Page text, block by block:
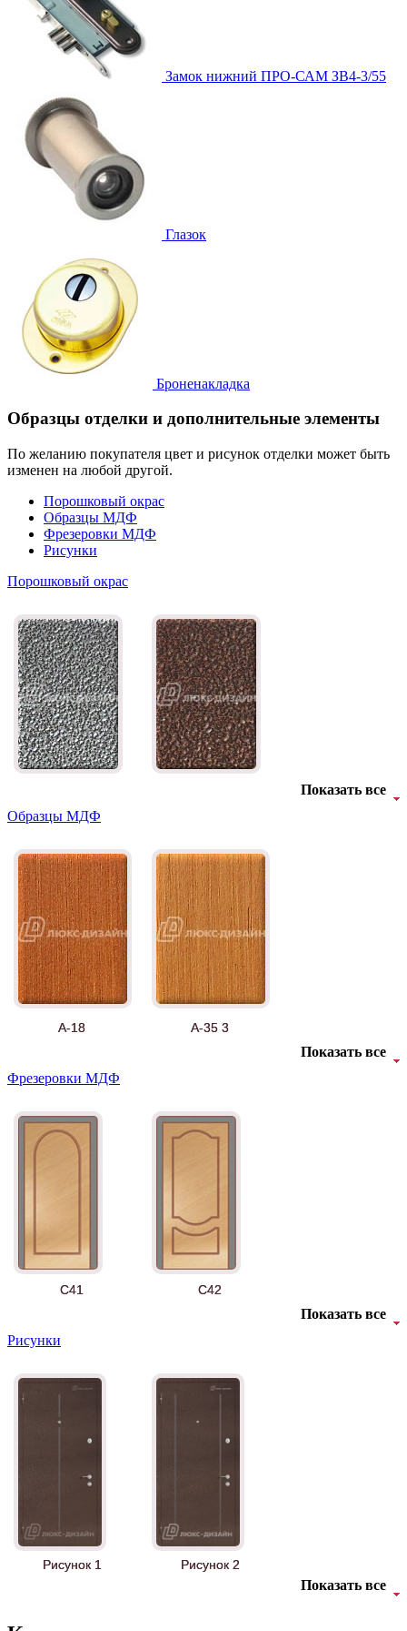
Замок нижний ПРО-САМ ЗВ4-3/55
Глазок
Броненакладка
Образцы отделки и дополнительные элементы
По желанию покупателя цвет и рисунок отделки может быть
изменен на любой другой.
Порошковый окрас
Образцы МДФ
Фрезеровки МДФ
Рисунки
Порошковый окрас
Показать все
Образцы МДФ
А-18 А-35 3
Б-35 3
БУК БАВАРИЯ
Показать все
Фрезеровки МДФ
C41 C42
Показать все
Рисунки
Рисунок 1 Рисунок 2
Показать все